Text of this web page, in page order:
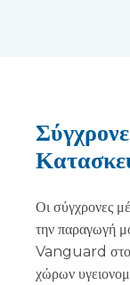
Οι σύγχρονες
την παραγωγή
Vanguard στο
χώρων